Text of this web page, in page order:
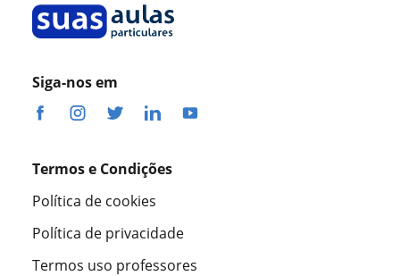
Siga-nos em
Termos e Condições
Política de cookies
Política de privacidade
Termos uso professores